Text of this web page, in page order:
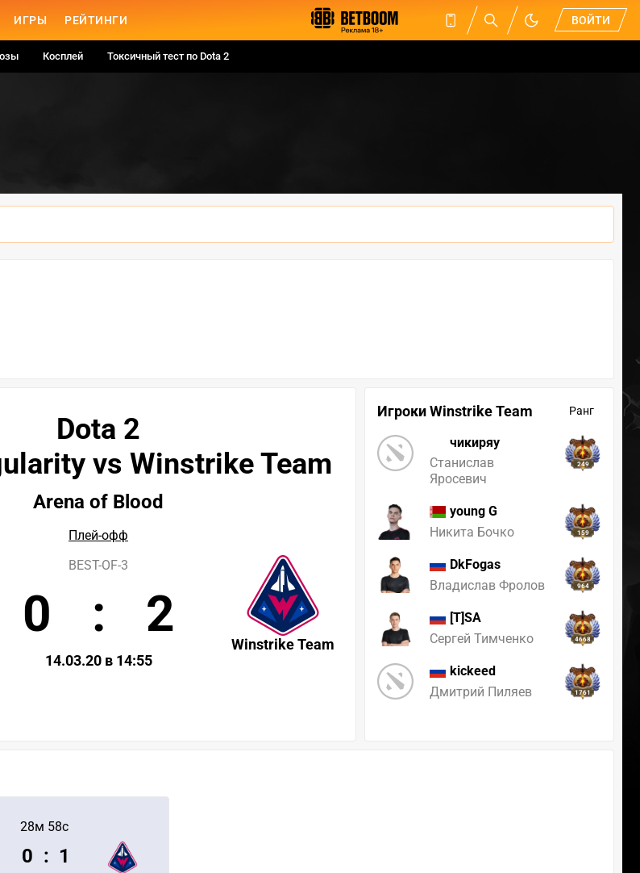
ИГРЫ РЕЙТИНГИ ВОЙТИ
Косплей Токсичный тест по Dota 2
Игроки Winstrike Team Ранг
чикиряу
Станислав
Яросевич
249
young G
Никита Бочко
159
DkFogas
Владислав Фролов
964
[T]SA
Сергей Тимченко
4668
kickeed
Дмитрий Пиляев
1761
Dota 2
vs Winstrike Team
Arena of Blood
Плей-офф
Winstrike Team
BEST-OF-3
0 : 2
14.03.20 в 14:55
28м 58с
0 : 1